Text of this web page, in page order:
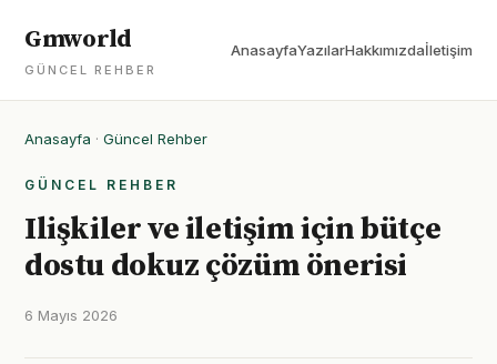
Gmworld
GÜNCEL REHBER
AnasayfaYazılarHakkımızdaİletişim
Anasayfa · Güncel Rehber
GÜNCEL REHBER
Ilişkiler ve iletişim için bütçe
dostu dokuz çözüm önerisi
6 Mayıs 2026